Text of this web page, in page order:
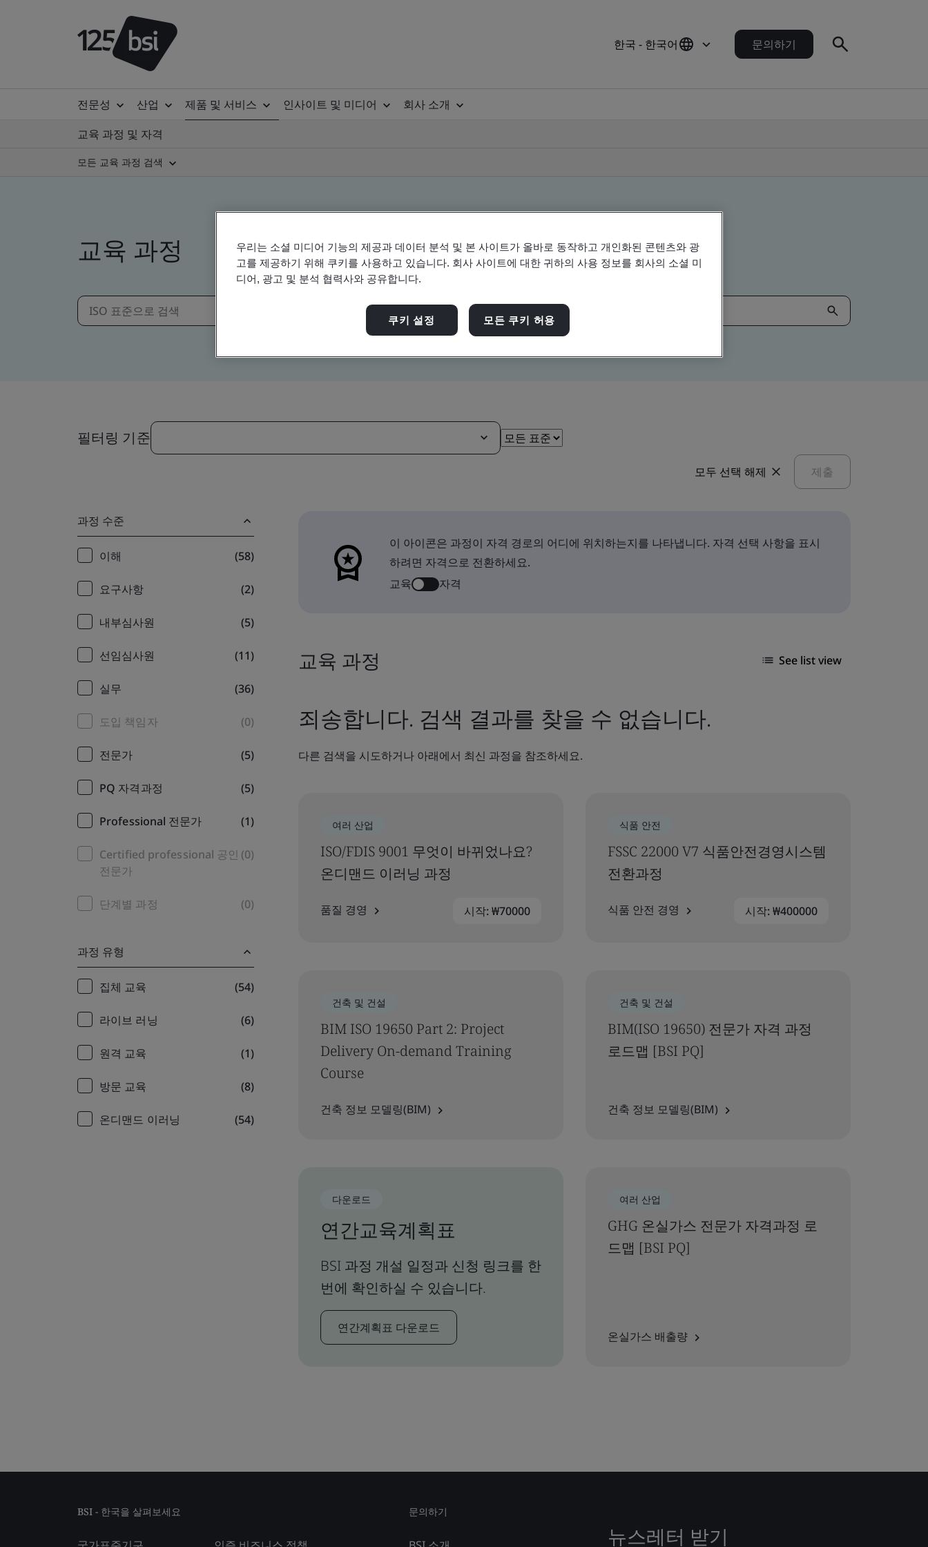
한국 - 한국어 문의하기
전문성 산업 제품 및 서비스 인사이트 및 미디어
회사 소개
교육 과정 및 자격
모든 교육 과정 검색
교육 과정
필터링 기준
모두 선택 해제 제출
과정 수준
Training
filter
이해 (58)
요구사항 (2)
내부심사원 (5)
선임심사원 (11)
실무 (36)
도입 책임자 (0)
전문가 (5)
PQ 자격과정 (5)
Professional 전문가 (1)
Certified professional 공인
전문가
(0)
단계별 과정 (0)
과정 유형
Training
filter
집체 교육 (54)
라이브 러닝 (6)
원격 교육 (1)
방문 교육 (8)
온디맨드 이러닝 (54)
이 아이콘은 과정이 자격 경로의 어디에 위치하는지를 나타냅니다. 자격 선택 사항을 표시
하려면 자격으로 전환하세요.
교육
자격
교육 과정 See list view
죄송합니다. 검색 결과를 찾을 수 없습니다.
다른 검색을 시도하거나 아래에서 최신 과정을 참조하세요.
여러 산업
ISO/FDIS 9001 무엇이 바뀌었나요?
온디맨드 이러닝 과정
품질 경영 시작: ₩70000
식품 안전
FSSC 22000 V7 식품안전경영시스템
전환과정
식품 안전 경영 시작: ₩400000
건축 및 건설
BIM ISO 19650 Part 2: Project
Delivery On-demand Training
Course
건축 정보 모델링(BIM)
건축 및 건설
BIM(ISO 19650) 전문가 자격 과정
로드맵 [BSI PQ]
건축 정보 모델링(BIM)
다운로드
연간교육계획표
BSI 과정 개설 일정과 신청 링크를 한
번에 확인하실 수 있습니다.
연간계획표 다운로드
여러 산업
GHG 온실가스 전문가 자격과정 로
드맵 [BSI PQ]
온실가스 배출량
BSI - 한국을 살펴보세요 문의하기
뉴스레터 받기
우리는 소셜 미디어 기능의 제공과 데이터 분석 및 본 사이트가 올바로 동작하고 개인화된 콘텐츠와 광
고를 제공하기 위해 쿠키를 사용하고 있습니다. 회사 사이트에 대한 귀하의 사용 정보를 회사의 소셜 미
디어, 광고 및 분석 협력사와 공유합니다.
쿠키 설정 모든 쿠키 허용